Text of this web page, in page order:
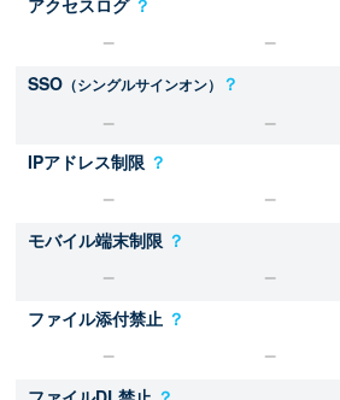
アクセスログ ？
SSO （シングルサインオン） ？
IPアドレス制限 ？
モバイル端末制限 ？
ファイル添付禁止 ？